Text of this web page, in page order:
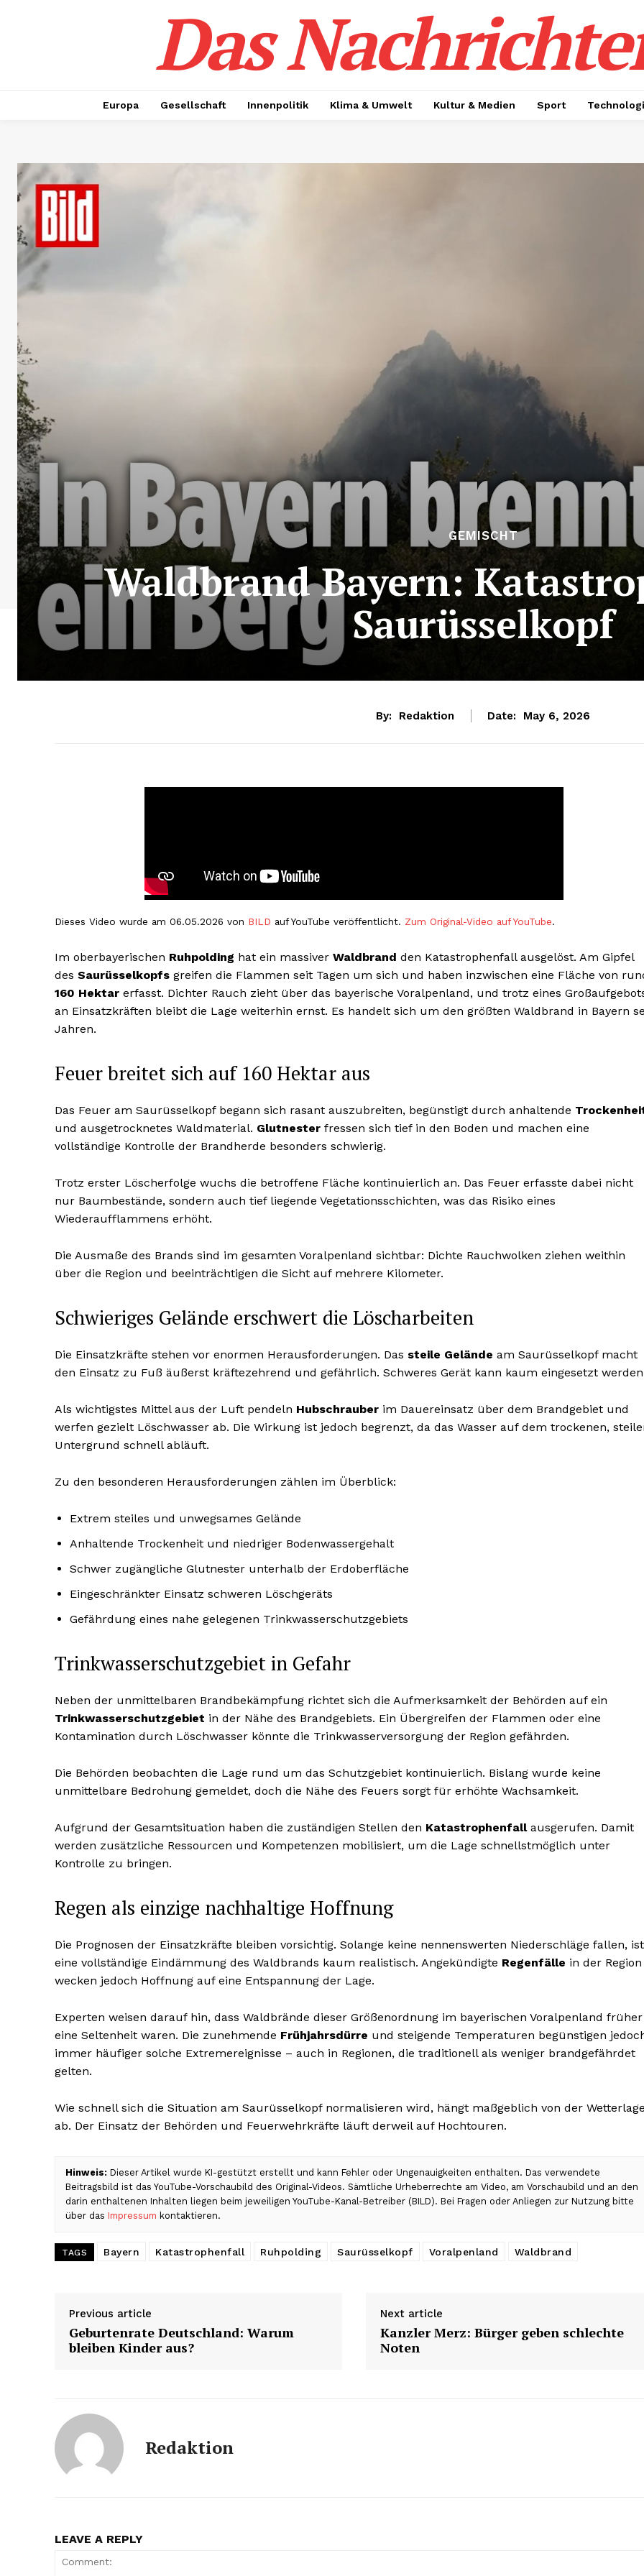
Das
Europa Gesellschaft Innenpolitik Klima & Umwelt Kultur & Medien Sport
GEMISCHT
Waldbrand Bayern:
Saurüsselkopf
By: Redaktion Date: May 6, 2026
Dieses Video wurde am 06.05.2026 von BILD auf YouTube veröffentlicht. Zum Original-Video auf YouTube.
Im oberbayerischen Ruhpolding hat ein massiver Waldbrand den Katastrophenfall ausgelöst. Am Gipfel
des Saurüsselkopfs greifen die Flammen seit Tagen um sich und haben inzwischen eine Fläche von
160 Hektar erfasst. Dichter Rauch zieht über das bayerische Voralpenland, und trotz eines
an Einsatzkräften bleibt die Lage weiterhin ernst. Es handelt sich um den größten Waldbrand in Bayern
Jahren.
Feuer breitet sich auf 160 Hektar aus
Das Feuer am Saurüsselkopf begann sich rasant auszubreiten, begünstigt durch anhaltende
und ausgetrocknetes Waldmaterial. Glutnester fressen sich tief in den Boden und machen eine
vollständige Kontrolle der Brandherde besonders schwierig.
Trotz erster Löscherfolge wuchs die betroffene Fläche kontinuierlich an. Das Feuer erfasste dabei nicht
nur Baumbestände, sondern auch tief liegende Vegetationsschichten, was das Risiko eines
Wiederaufflammens erhöht.
Die Ausmaße des Brands sind im gesamten Voralpenland sichtbar: Dichte Rauchwolken ziehen weithin
über die Region und beeinträchtigen die Sicht auf mehrere Kilometer.
Schwieriges Gelände erschwert die Löscharbeiten
Die Einsatzkräfte stehen vor enormen Herausforderungen. Das steile Gelände am Saurüsselkopf macht
den Einsatz zu Fuß äußerst kräftezehrend und gefährlich. Schweres Gerät kann kaum eingesetzt
Als wichtigstes Mittel aus der Luft pendeln Hubschrauber im Dauereinsatz über dem Brandgebiet und
werfen gezielt Löschwasser ab. Die Wirkung ist jedoch begrenzt, da das Wasser auf dem trockenen,
Untergrund schnell abläuft.
Zu den besonderen Herausforderungen zählen im Überblick:
Extrem steiles und unwegsames Gelände
Anhaltende Trockenheit und niedriger Bodenwassergehalt
Schwer zugängliche Glutnester unterhalb der Erdoberfläche
Eingeschränkter Einsatz schweren Löschgeräts
Gefährdung eines nahe gelegenen Trinkwasserschutzgebiets
Trinkwasserschutzgebiet in Gefahr
Neben der unmittelbaren Brandbekämpfung richtet sich die Aufmerksamkeit der Behörden auf ein
Trinkwasserschutzgebiet in der Nähe des Brandgebiets. Ein Übergreifen der Flammen oder eine
Kontamination durch Löschwasser könnte die Trinkwasserversorgung der Region gefährden.
Die Behörden beobachten die Lage rund um das Schutzgebiet kontinuierlich. Bislang wurde keine
unmittelbare Bedrohung gemeldet, doch die Nähe des Feuers sorgt für erhöhte Wachsamkeit.
Aufgrund der Gesamtsituation haben die zuständigen Stellen den Katastrophenfallausgerufen. Damit
werden zusätzliche Ressourcen und Kompetenzen mobilisiert, um die Lage schnellstmöglich unter
Kontrolle zu bringen.
Regen als einzige nachhaltige Hoffnung
Die Prognosen der Einsatzkräfte bleiben vorsichtig. Solange keine nennenswerten Niederschläge fallen, ist
eine vollständige Eindämmung des Waldbrands kaum realistisch. Angekündigte Regenfälle in der Region
wecken jedoch Hoffnung auf eine Entspannung der Lage.
Experten weisen darauf hin, dass Waldbrände dieser Größenordnung im bayerischen Voralpenland früher
eine Seltenheit waren. Die zunehmende Frühjahrsdürre und steigende Temperaturen begünstigen
immer häufiger solche Extremereignisse – auch in Regionen, die traditionell als weniger brandgefährdet
gelten.
Wie schnell sich die Situation am Saurüsselkopf normalisieren wird, hängt maßgeblich von der
ab. Der Einsatz der Behörden und Feuerwehrkräfte läuft derweil auf Hochtouren.
Hinweis: Dieser Artikel wurde KI-gestützt erstellt und kann Fehler oder Ungenauigkeiten enthalten. Das verwendete
Beitragsbild ist das YouTube-Vorschaubild des Original-Videos. Sämtliche Urheberrechte am Video, am Vorschaubild und an den
darin enthaltenen Inhalten liegen beim jeweiligen YouTube-Kanal-Betreiber (BILD). Bei Fragen oder Anliegen zur Nutzung bitte
über das Impressum kontaktieren.
TAGS Bayern Katastrophenfall Ruhpolding Saurüsselkopf Voralpenland Waldbrand
Previous article
Geburtenrate Deutschland: Warum
bleiben Kinder aus?
Next article
Kanzler Merz: Bürger geben schlechte
Noten
Redaktion
LEAVE A REPLY